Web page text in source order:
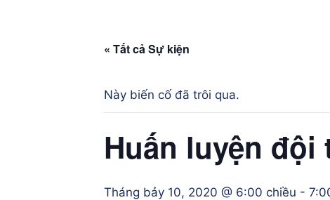
« Tất cả Sự kiện
Này biến cố đã trôi qua.
Huấn luyện
Tháng bảy 10, 2020 @ 6:00 chiều -